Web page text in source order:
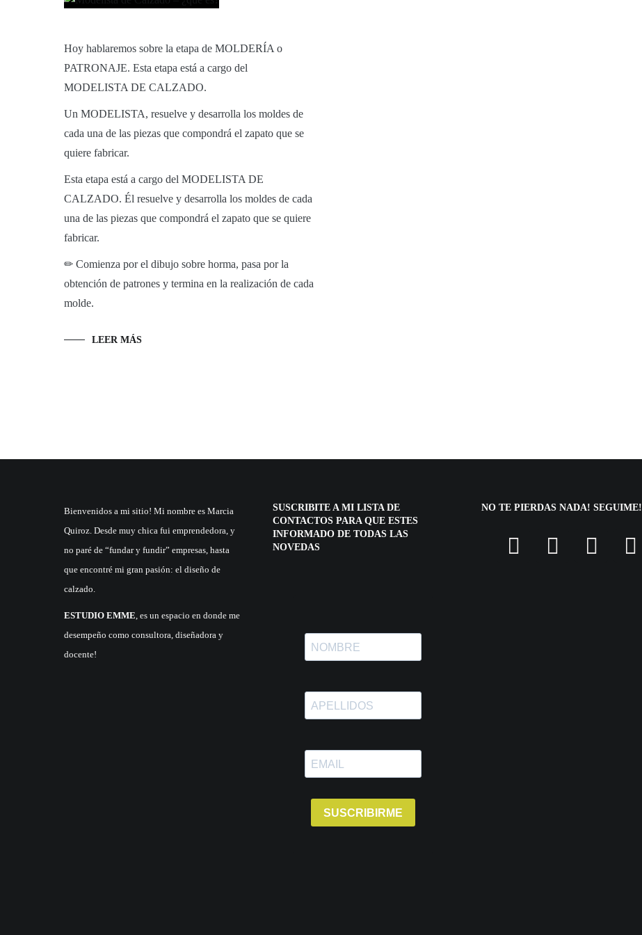
Hoy hablaremos sobre la etapa de MOLDERÍA o
PATRONAJE. Esta etapa está a cargo del
MODELISTA DE CALZADO.
Un MODELISTA, resuelve y desarrolla los moldes de
cada una de las piezas que compondrá el zapato que se
quiere fabricar.
Esta etapa está a cargo del MODELISTA DE
CALZADO. Él resuelve y desarrolla los moldes de cada
una de las piezas que compondrá el zapato que se quiere
fabricar.
✏ Comienza por el dibujo sobre horma, pasa por la
obtención de patrones y termina en la realización de cada
molde.
LEER MÁS
Bienvenidos a mi sitio! Mi nombre es Marcia
Quiroz. Desde muy chica fui emprendedora, y
no paré de “fundar y fundir” empresas, hasta
que encontré mi gran pasión: el diseño de
calzado.
ESTUDIO EMME, es un espacio en donde me
desempeño como consultora, diseñadora y
docente!
SUSCRIBITE A MI LISTA DE
CONTACTOS PARA QUE ESTES
INFORMADO DE TODAS LAS
NOVEDAS
NO TE PIERDAS NADA! SEGUIME!